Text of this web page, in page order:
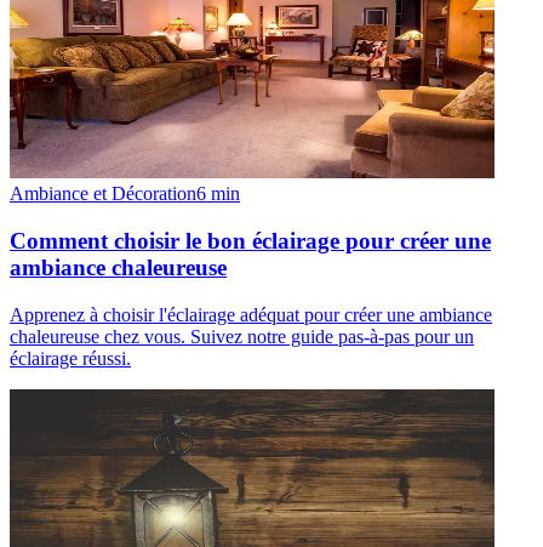
Ambiance et Décoration6 min
Comment choisir le bon éclairage pour créer une
ambiance chaleureuse
Apprenez à choisir l'éclairage adéquat pour créer une ambiance
chaleureuse chez vous. Suivez notre guide pas-à-pas pour un
éclairage réussi.